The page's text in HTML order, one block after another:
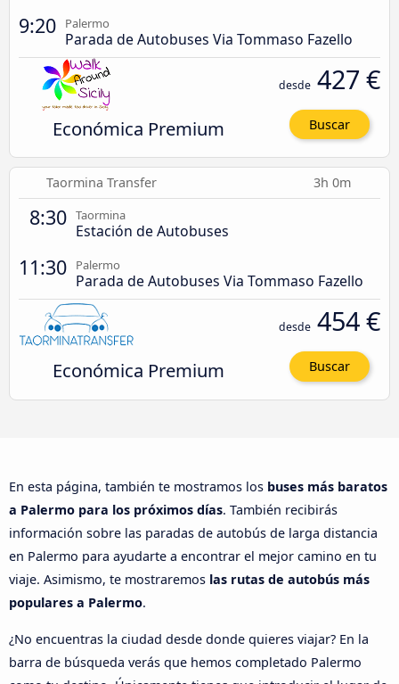
9:20 Palermo
Parada de Autobuses Via Tommaso Fazello
Económica Premium
desde 427 €
Buscar
Taormina Transfer 3h 0m
8:30 Taormina
Estación de Autobuses
11:30 Palermo
Parada de Autobuses Via Tommaso Fazello
Económica Premium
desde 454 €
Buscar
En esta página, también te mostramos los buses más baratos
a Palermo para los próximos días. También recibirás
información sobre las paradas de autobús de larga distancia
en Palermo para ayudarte a encontrar el mejor camino en tu
viaje. Asimismo, te mostraremos las rutas de autobús más
populares a Palermo.
¿No encuentras la ciudad desde donde quieres viajar? En la
barra de búsqueda verás que hemos completado Palermo